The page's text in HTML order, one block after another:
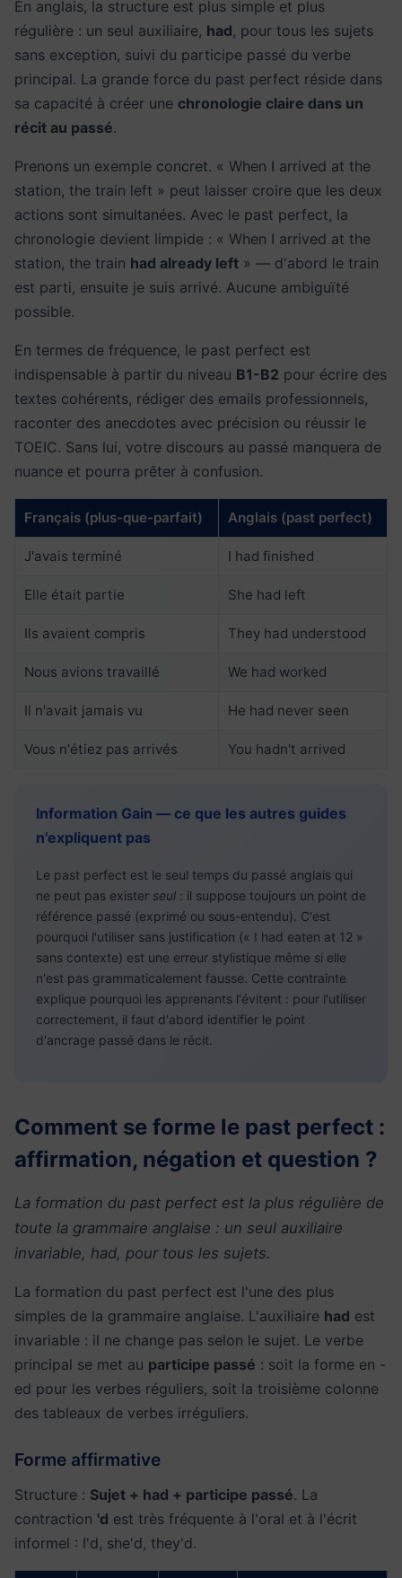
En anglais, la structure est plus simple et plus
régulière : un seul auxiliaire, had, pour tous les sujets
sans exception, suivi du participe passé du verbe
principal. La grande force du past perfect réside dans
sa capacité à créer une chronologie claire dans un
récit au passé.
Prenons un exemple concret. « When I arrived at the
station, the train left » peut laisser croire que les deux
actions sont simultanées. Avec le past perfect, la
chronologie devient limpide : « When I arrived at the
station, the train had already left » — d'abord le train
est parti, ensuite je suis arrivé. Aucune ambiguïté
possible.
En termes de fréquence, le past perfect est
indispensable à partir du niveau B1-B2 pour écrire des
textes cohérents, rédiger des emails professionnels,
raconter des anecdotes avec précision ou réussir le
TOEIC. Sans lui, votre discours au passé manquera de
nuance et pourra prêter à confusion.
Français (plus-que-parfait) Anglais (past perfect)
J'avais terminé I had finished
Elle était partie She had left
Ils avaient compris They had understood
Nous avions travaillé We had worked
Il n'avait jamais vu He had never seen
Vous n'étiez pas arrivés You hadn't arrived
Information Gain — ce que les autres guides
n'expliquent pas
Le past perfect est le seul temps du passé anglais qui
ne peut pas exister seul : il suppose toujours un point de
référence passé (exprimé ou sous-entendu). C'est
pourquoi l'utiliser sans justification (« I had eaten at 12 »
sans contexte) est une erreur stylistique même si elle
n'est pas grammaticalement fausse. Cette contrainte
explique pourquoi les apprenants l'évitent : pour l'utiliser
correctement, il faut d'abord identifier le point
d'ancrage passé dans le récit.
Comment se forme le past perfect :
affirmation, négation et question ?
La formation du past perfect est la plus régulière de
toute la grammaire anglaise : un seul auxiliaire
invariable, had, pour tous les sujets.
La formation du past perfect est l'une des plus
simples de la grammaire anglaise. L'auxiliaire had est
invariable : il ne change pas selon le sujet. Le verbe
principal se met au participe passé : soit la forme en -
ed pour les verbes réguliers, soit la troisième colonne
des tableaux de verbes irréguliers.
Forme affirmative
Structure : Sujet + had + participe passé. La
contraction 'd est très fréquente à l'oral et à l'écrit
informel : I'd, she'd, they'd.